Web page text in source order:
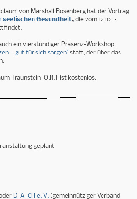
von Marshall Rosenberg hat der Vortrag
seelischen Gesundheit, die vom 12.10. –
ein vierstündiger Präsenz-Workshop
– gut für sich sorgen" statt, der über das
Traunstein O.R.T ist kostenlos.
geplant
D-A-CH e. V. (gemeinnütziger Verband